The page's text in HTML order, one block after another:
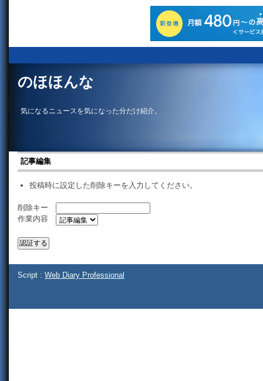
のほほんな
気になるニュースを気になった分だけ紹介。
記事編集
投稿時に設定した削除キーを入力してください。
削除キー
作業内容
Script : Web Diary Professional